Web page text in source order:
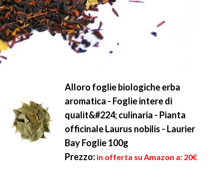
Alloro foglie biologiche erba
aromatica - Foglie intere di
qualit&#224; culinaria - Pianta
officinale Laurus nobilis - Laurier
Bay Foglie 100g
Prezzo: in offerta su Amazon a: 20€